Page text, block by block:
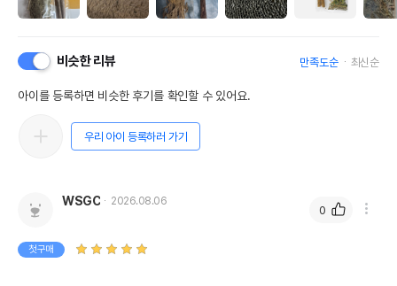
비슷한 리뷰 만족도순 최신순
아이를 등록하면 비슷한 후기를 확인할 수 있어요.
우리 아이 등록하러 가기
WSGC 2026.08.06
첫구매
0